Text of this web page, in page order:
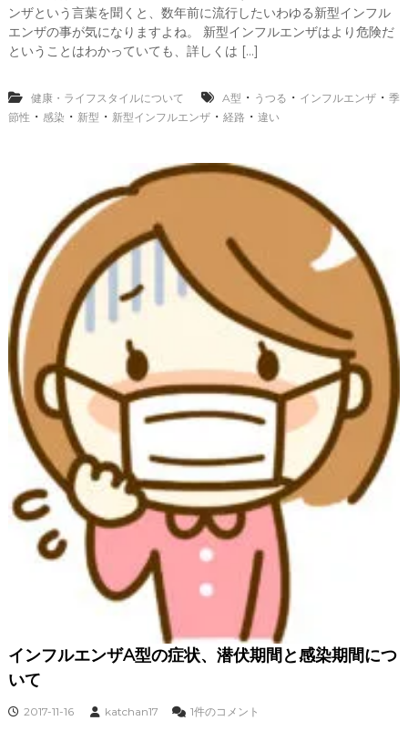
型
イ
エ
性
経
路
に
つ
て
ンザという言葉を聞くと、数年前に流行したいわゆる新型インフル
エンザの事が気になりますよね。 新型インフルエンザはより危険だ
ということはわかっていても、詳しくは […]
健康・ライフスタイルについて A型 ・ うつる ・ インフルエンザ・ 季
節性 ・ 感染 ・ 新型 ・ 新型インフルエンザ・ 経路 ・ 違い
インフルエンザA型の症状、潜伏期間と感染期間につ
いて
2017-11-16 katchan17
イ
1件のコメント